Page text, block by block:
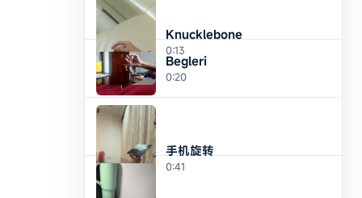
Knucklebone
0:13
Begleri
0:20
手机旋转
0:41